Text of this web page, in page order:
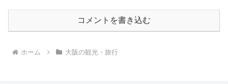
コメントを書き込む
ホーム 大阪の観光・旅行